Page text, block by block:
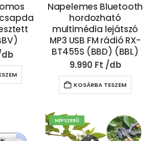
Napelemes Bluetooth
hordozható
multimédia lejátszó
MP3 USB FM rádió RX-
BT455S (BBD) (BBL)
9.990 Ft
KOSÁRBA TESZEM
NÉPSZERŰ